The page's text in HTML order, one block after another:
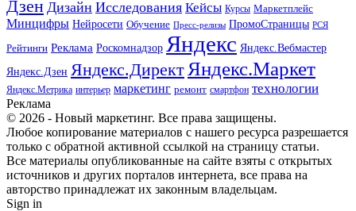
Дзен Дизайн Исследования Кейсы Курсы Маркетплейс
Минцифры Нейросети Обучение Пресс-релизы ПромоСтраницы РСЯ
Рейтинги Реклама Роскомнадзор Яндекс Яндекс.Вебмастер
Яндекс.Дзен Яндекс.ДиректЯндекс.Маркет
Яндекс.Метрика интерьер маркетинг ремонт смартфон технологии
Реклама
© 2026 - Новый маркетинг. Все права защищены.
Любое копирование материалов с нашего ресурса разрешается
только с обратной активной ссылкой на страницу статьи.
Все материалы опубликованные на сайте взяты с открытых
источников и других порталов интернета, все права на
авторство принадлежат их законным владельцам.
Sign in